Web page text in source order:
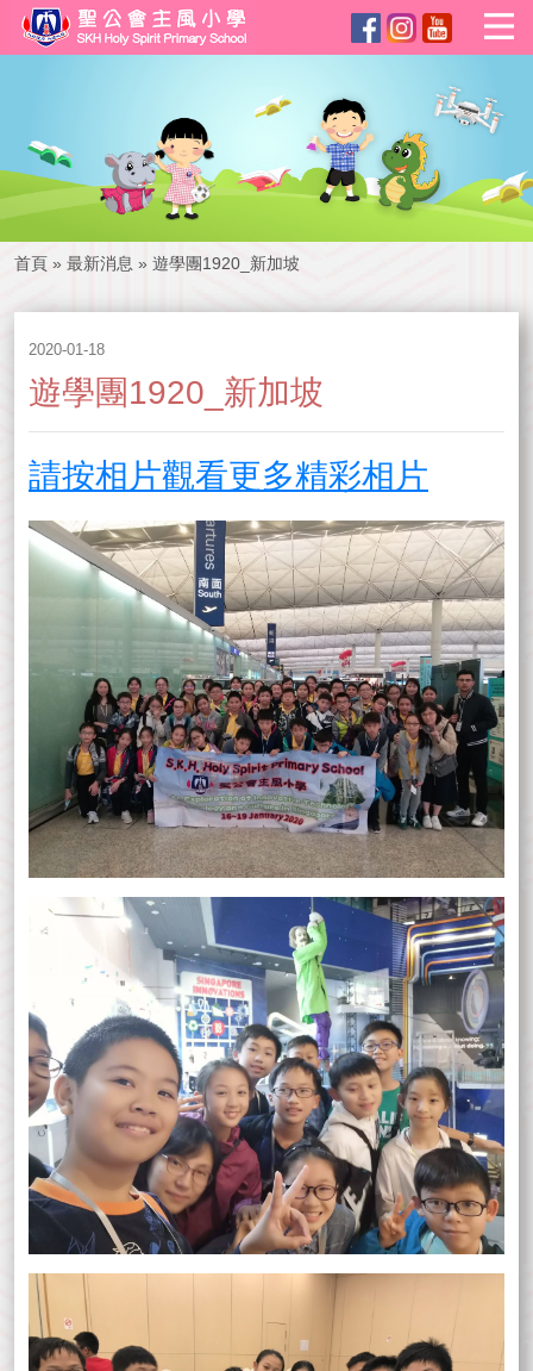
首頁 » 最新消息 » 遊學團1920_新加坡
2020-01-18
遊學團1920_新加坡
請按相片觀看更多精彩相片